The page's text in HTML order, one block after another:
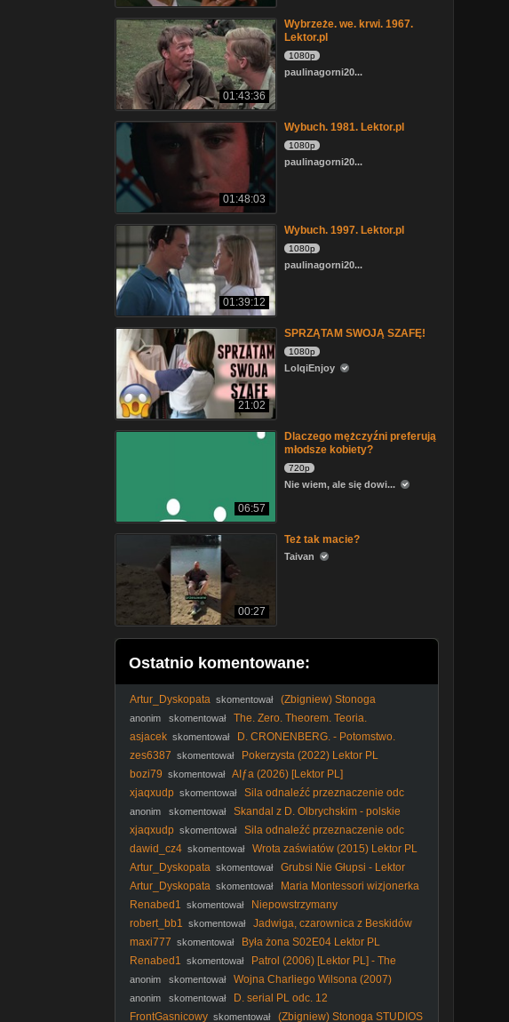
01:43:36
Wybrzeże. we. krwi. 1967.
Lektor.pl
1080p
paulinagorni20...
01:48:03
Wybuch. 1981. Lektor.pl
1080p
paulinagorni20...
01:39:12
Wybuch. 1997. Lektor.pl
1080p
paulinagorni20...
21:02
SPRZĄTAM SWOJĄ SZAFĘ!
1080p
LolqiEnjoy
06:57
Dlaczego mężczyźni preferują
młodsze kobiety?
720p
Nie wiem, ale się dowi...
00:27
Też tak macie?
Taivan
Ostatnio komentowane:
Artur_Dyskopata skomentował
(Zbigniew) Stonoga
STUDIOS - Citizen Vigilante (parodia)
anonim skomentował
The. Zero. Theorem. Teoria.
Wszystkiego. 2013. Lektor.pl
asjacek skomentował
D. CRONENBERG. - Potomstwo.
zes6387 skomentował
Pokerzysta (2022) Lektor PL
bozi79 skomentował AIƒa (2026) [Lektor PL]
xjaqxudp skomentował
Sila odnaleźć przeznaczenie odc
anonim skomentował
Skandal z D. Olbrychskim - polskie
jelity
xjaqxudp skomentował
Sila odnaleźć przeznaczenie odc
117
dawid_cz4 skomentował
Wrota zaświatów (2015) Lektor PL
Artur_Dyskopata skomentował
Grubsi Nie Głupsi - Lektor
Artur_Dyskopata skomentował
Maria Montessori wizjonerka
- dokument lektor pl
Renabed1 skomentował
Niepowstrzymany
(Unstoppable2010) Lektor Pl 720p.
robert_bb1 skomentował
Jadwiga, czarownica z Beskidów
(2025) Napisy PL
maxi777 skomentował
Była żona S02E04 Lektor PL
Renabed1 skomentował
Patrol (2006) [Lektor PL] - The
Guardian
anonim skomentował
Wojna Charliego Wilsona (2007)
[Lektor PL]
anonim skomentował
D. serial PL odc. 12
FrontGasnicowy skomentował (Zbigniew) Stonoga STUDIOS